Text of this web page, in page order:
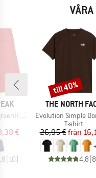
Skort
pris
€
(10)
VARUMÄRKE
THE NORTH
Produkter
Evolution Simple Dome Short
T-shirt
Pris
26,95 €från
4,8(8
Rabatt
till 40%